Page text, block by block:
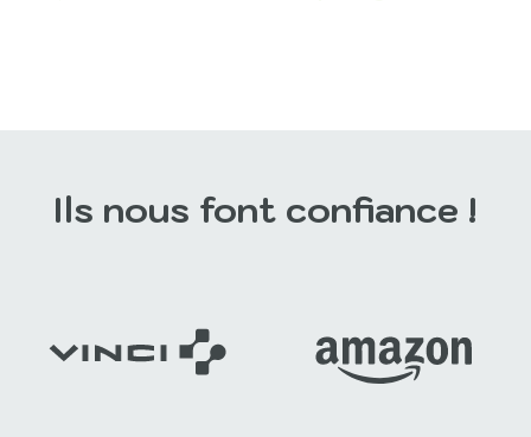
Ils nous font confiance !